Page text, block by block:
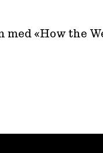
«How the